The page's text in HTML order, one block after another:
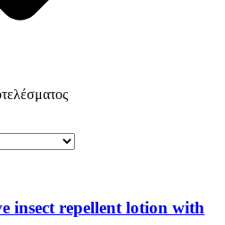
insect repellent lotion with